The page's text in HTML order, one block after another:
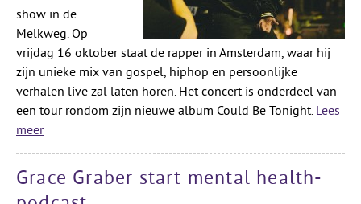
show in de
Melkweg. Op
vrijdag 16 oktober staat de rapper in Amsterdam, waar hij
zijn unieke mix van gospel, hiphop en persoonlijke
verhalen live zal laten horen. Het concert is onderdeel van
een tour rondom zijn nieuwe album Could Be Tonight. Lees
meer
Grace Graber start mental health-